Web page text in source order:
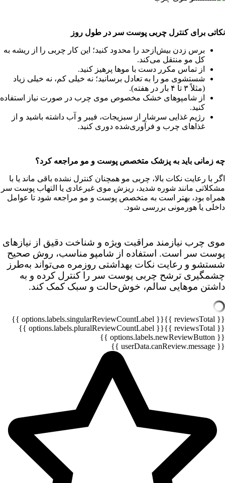
نکاتی برای کنترل چربی پوست سر در طول روز
برس زدن بیش‌ازحد را محدود کنید؛ این کار چربی را از ریشه به
کل مو منتقل می‌کند.
از تماس مکرر دست با موها پرهیز کنید.
شستشوی مو را به تعادل برسانید؛ نه خیلی کم، نه خیلی زیاد
(مثلاً ۳ تا ۴ بار در هفته).
از شامپوهای خشک مخصوص موی چرب در صورت نیاز استفاده
کنید.
رژیم غذایی سرشار از سبزیجات، فیبر و آب داشته باشید و از
غذاهای چرب و فرآوری‌شده دوری کنید.
چه زمانی باید به پزشک متخصص پوست و مو مراجعه کرد؟
اگر با رعایت نکات بالا، چربی مو همچنان کنترل نشده باقی ماند یا با
مشکلاتی مانند شوره شدید، ریزش موی غیرعادی یا التهاب پوست سر
همراه بود، بهتر است به متخصص پوست و مو مراجعه شود تا عوامل
داخلی یا هورمونی بررسی شود.
موی چرب نیازمند مراقبت ویژه و شناخت دقیق از نیازهای
پوست سر است. استفاده از شامپو مناسب، روش صحیح
شستشو و رعایت نکات بهداشتی روزمره می‌تواند به‌طرز
چشمگیری ترشح چربی پوست سر را کنترل کرده و به
داشتن موهایی سالم، خوش‌حالت و سبک کمک کند.
{{ reviewsTotal }}
{{ options.labels.singularReviewCountLabel }}
{{ reviewsTotal }}
{{ options.labels.pluralReviewCountLabel }}
{{ options.labels.newReviewButton }}
{{ userData.canReview.message }}